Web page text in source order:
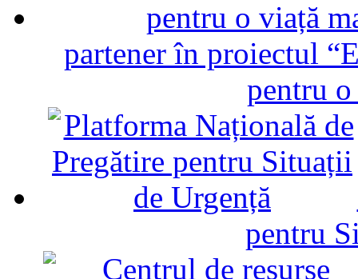
partener în proiectul
pentru
pentru